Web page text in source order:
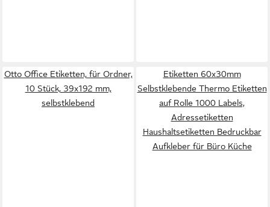
Otto Office Etiketten, für Ordner,
10 Stück, 39x192 mm,
selbstklebend
Etiketten 60x30mm
Selbstklebende Thermo Etiketten
auf Rolle 1000 Labels,
Adressetiketten
Haushaltsetiketten Bedruckbar
Aufkleber für Büro Küche